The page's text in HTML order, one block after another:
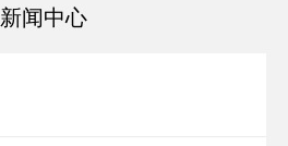
新闻中心